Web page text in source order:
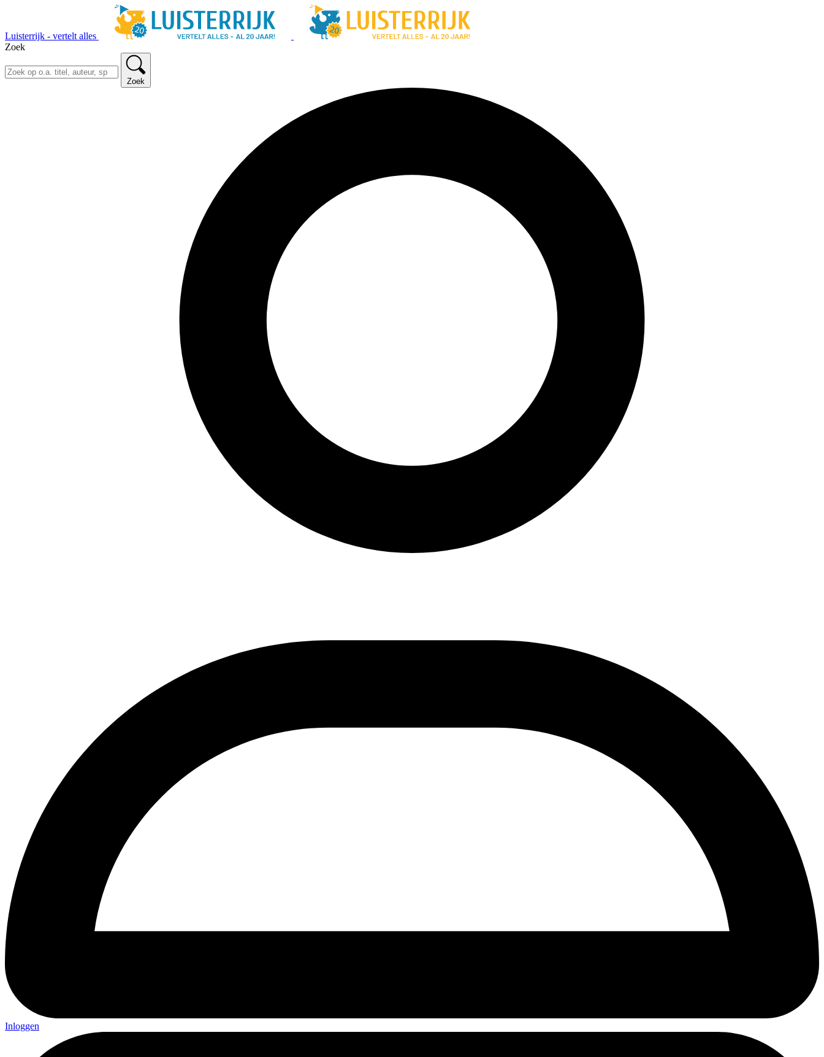
Luisterrijk - vertelt alles
Zoek
Zoek
Inloggen